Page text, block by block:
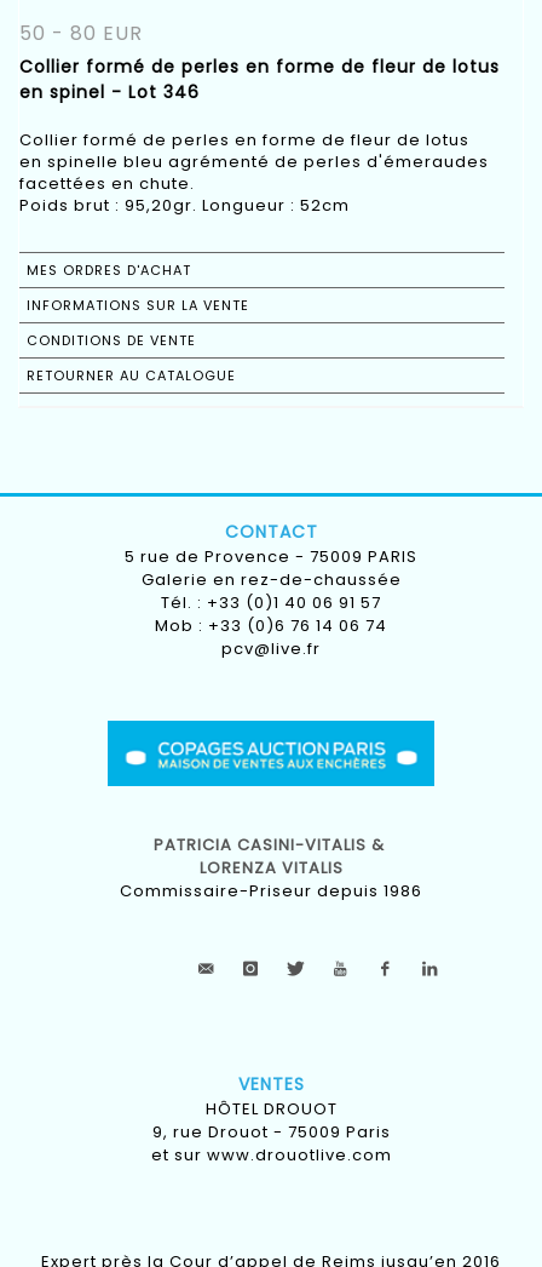
50 - 80 EUR
Collier formé de perles en forme de fleur de lotus
en spinel - Lot 346
Collier formé de perles en forme de fleur de lotus
en spinelle bleu agrémenté de perles d'émeraudes
facettées en chute.
Poids brut : 95,20gr. Longueur : 52cm
MES ORDRES D'ACHAT
INFORMATIONS SUR LA VENTE
CONDITIONS DE VENTE
RETOURNER AU CATALOGUE
CONTACT
5 rue de Provence - 75009 PARIS
Galerie en rez-de-chaussée
Tél. : +33 (0)1 40 06 91 57
Mob : +33 (0)6 76 14 06 74
pcv@live.fr
PATRICIA CASINI-VITALIS &
LORENZA VITALIS
Commissaire-Priseur depuis 1986
VENTES
HÔTEL DROUOT
9, rue Drouot - 75009 Paris
et sur www.drouotlive.com
Expert près la Cour d’appel de Reims jusqu’en 2016